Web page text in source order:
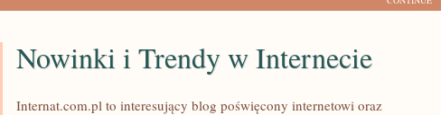
Nowinki i Trendy w Internecie
Internat.com.pl to interesujący blog poświęcony internetowi oraz